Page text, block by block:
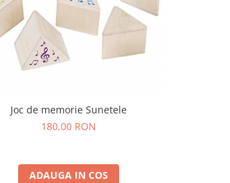
Joc de memorie Sunetele
180,00 RON
ADAUGA IN COS